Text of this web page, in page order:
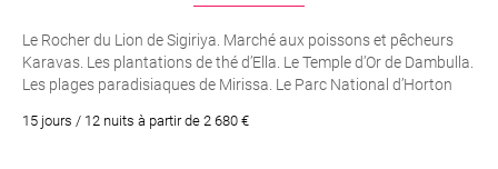
Le Rocher du Lion de Sigiriya. Marché aux poissons et pêcheurs
Karavas. Les plantations de thé d’Ella. Le Temple d’Or de Dambulla.
Les plages paradisiaques de Mirissa. Le Parc National d’Horton
batik et ses jardins d’épices. Le Temple de la Dent à Kandy. Le fort
15 jours / 12 nuits à partir de 2 680 €